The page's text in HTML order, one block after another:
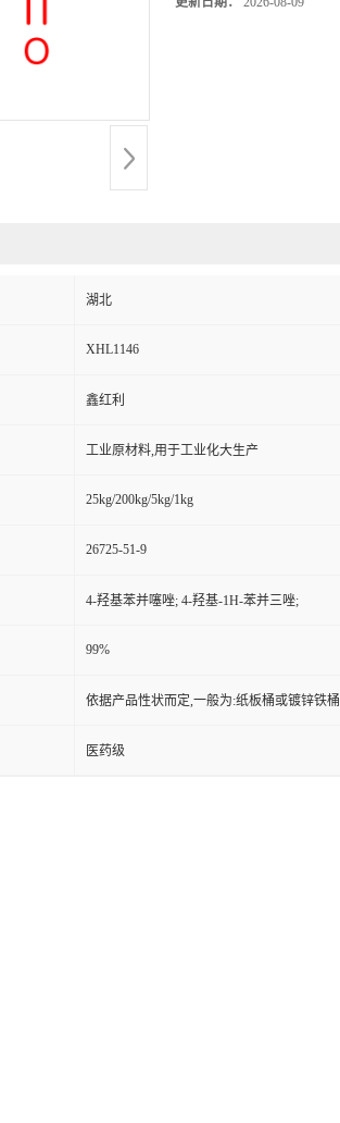
湖北
XHL1146
鑫红利
工业原材料,用于工业化大生产
25kg/200kg/5kg/1kg
26725-51-9
4-羟基苯并噻唑; 4-羟基-1H-苯并三唑;
99%
依据产品性状而定,一般为:纸板桶或镀锌铁桶
医药级